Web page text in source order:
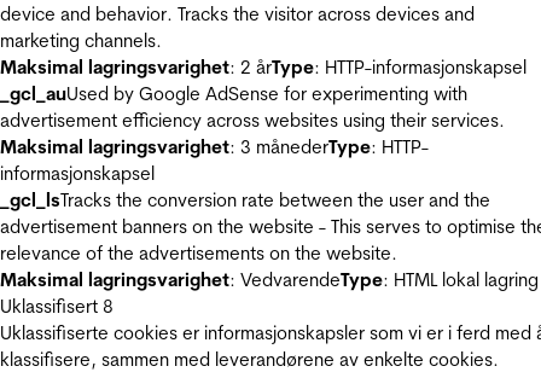
device and behavior. Tracks the visitor across devices and
marketing channels.
Maksimal lagringsvarighet: 2 årType: HTTP-informasjonskapsel
_gcl_auUsed by Google AdSense for experimenting with
advertisement efficiency across websites using their services.
Maksimal lagringsvarighet: 3 månederType: HTTP-
informasjonskapsel
_gcl_lsTracks the conversion rate between the user and the
advertisement banners on the website - This serves to optimise
relevance of the advertisements on the website.
Maksimal lagringsvarighet: VedvarendeType: HTML lokal lagring
Uklassifisert 8
Uklassifiserte cookies er informasjonskapsler som vi er i ferd med
klassifisere, sammen med leverandørene av enkelte cookies.